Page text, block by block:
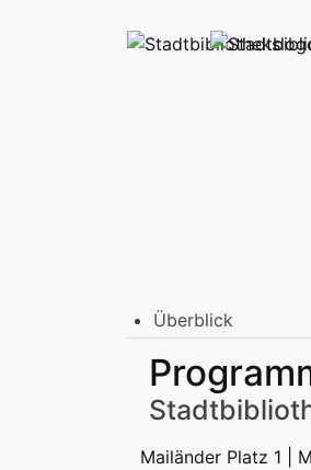
Überblick
Stadtbibliothek
Erwachsene
Erwachsene
Podcast
Mailänder Platz 1 |